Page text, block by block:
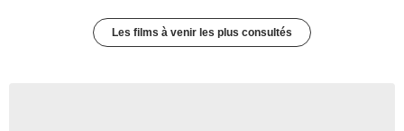
Les films à venir les plus consultés